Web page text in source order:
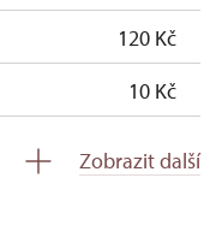
120 Kč
10 Kč
Zobrazit další